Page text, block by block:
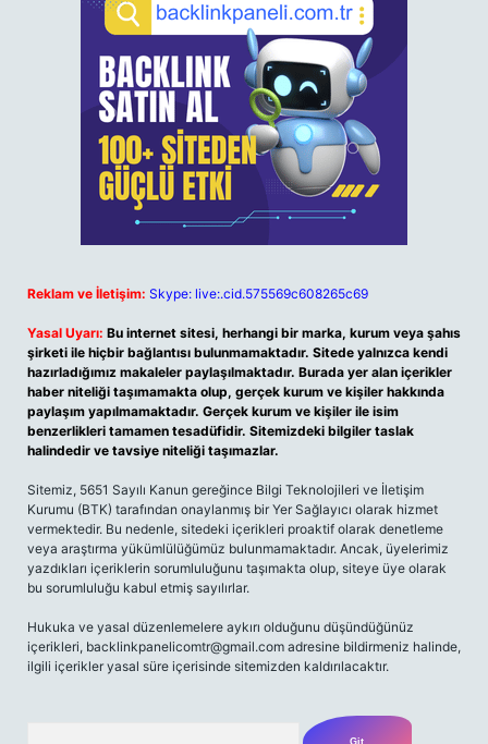
Reklam ve İletişim: Skype: live:.cid.575569c608265c69
Yasal Uyarı: Bu internet sitesi, herhangi bir marka, kurum veya şahıs
şirketi ile hiçbir bağlantısı bulunmamaktadır. Sitede yalnızca kendi
hazırladığımız makaleler paylaşılmaktadır. Burada yer alan içerikler
haber niteliği taşımamakta olup, gerçek kurum ve kişiler hakkında
paylaşım yapılmamaktadır. Gerçek kurum ve kişiler ile isim
benzerlikleri tamamen tesadüfidir. Sitemizdeki bilgiler taslak
halindedir ve tavsiye niteliği taşımazlar.
Sitemiz, 5651 Sayılı Kanun gereğince Bilgi Teknolojileri ve İletişim
Kurumu (BTK) tarafından onaylanmış bir Yer Sağlayıcı olarak hizmet
vermektedir. Bu nedenle, sitedeki içerikleri proaktif olarak denetleme
veya araştırma yükümlülüğümüz bulunmamaktadır. Ancak, üyelerimiz
yazdıkları içeriklerin sorumluluğunu taşımakta olup, siteye üye olarak
bu sorumluluğu kabul etmiş sayılırlar.
Hukuka ve yasal düzenlemelere aykırı olduğunu düşündüğünüz
içerikleri, backlinkpanelicomtr@gmail.com adresine bildirmeniz halinde,
ilgili içerikler yasal süre içerisinde sitemizden kaldırılacaktır.